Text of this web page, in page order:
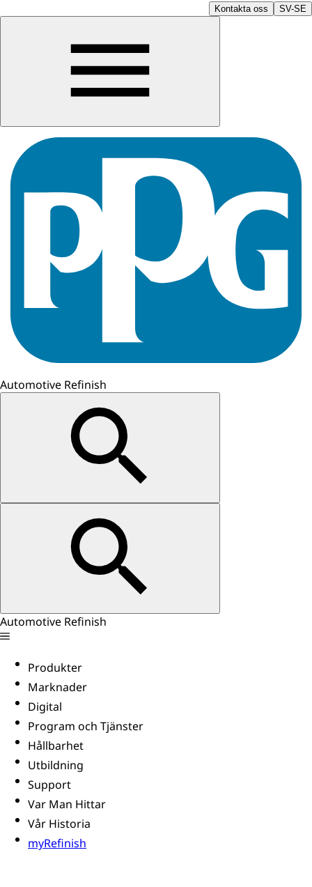
Kontakta oss SV-SE
Automotive Refinish
Automotive Refinish
Produkter
Marknader
Digital
Program och Tjänster
Hållbarhet
Utbildning
Support
Var Man Hittar
Vår Historia
myRefinish